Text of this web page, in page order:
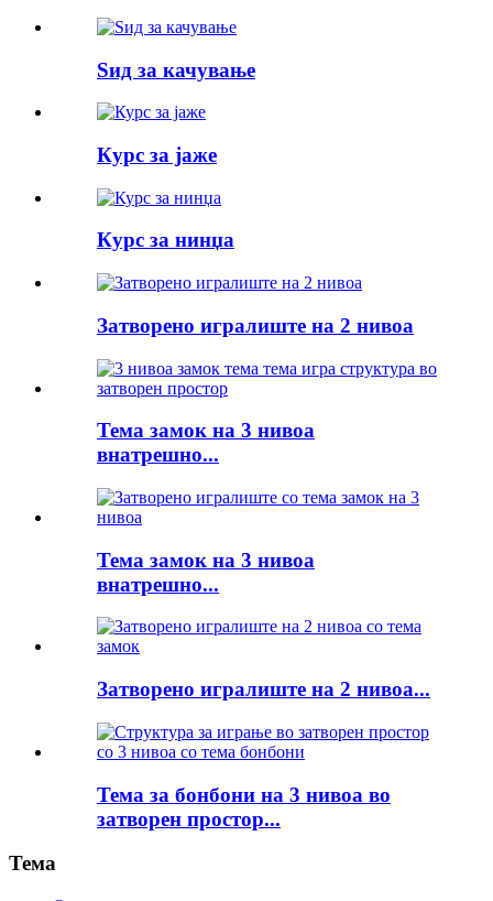
Ѕид за качување
Курс за јаже
Курс за нинџа
Затворено игралиште на 2 нивоа
Тема замок на 3 нивоа
внатрешно...
Тема замок на 3 нивоа
внатрешно...
Затворено игралиште на 2 нивоа...
Тема за бонбони на 3 нивоа во
затворен простор...
Тема